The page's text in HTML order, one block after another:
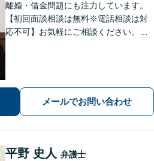
離婚・借金問題にも注力しています。
【初回面談相談は無料※電話相談は対
応不可】お気軽にご相談ください。解
メールでお問い合わせ
平野 史人 弁護士